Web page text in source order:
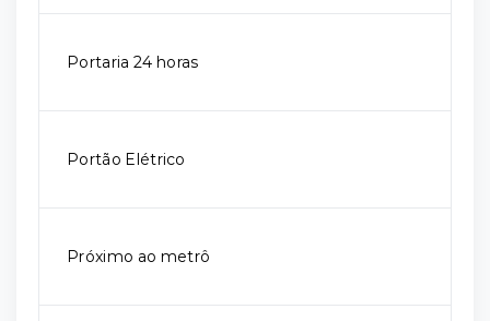
Portaria 24 horas
Portão Elétrico
Próximo ao metrô